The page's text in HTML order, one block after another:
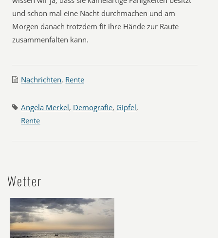
und schon mal eine Nacht durchmachen und am
Morgen danach trotzdem fit ihre Hände zur Raute
zusammenfalten kann.
Nachrichten, Rente
Angela Merkel, Demografie, Gipfel,
Rente
Wetter